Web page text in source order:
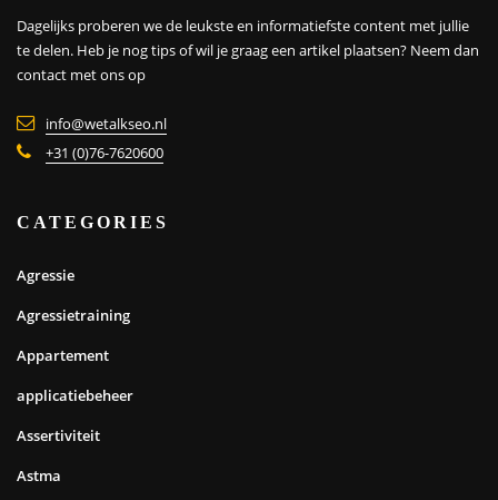
Dagelijks proberen we de leukste en informatiefste content met jullie
te delen. Heb je nog tips of wil je graag een artikel plaatsen? Neem dan
contact met ons op
info@wetalkseo.nl
+31 (0)76-7620600
CATEGORIES
Agressie
Agressietraining
Appartement
applicatiebeheer
Assertiviteit
Astma